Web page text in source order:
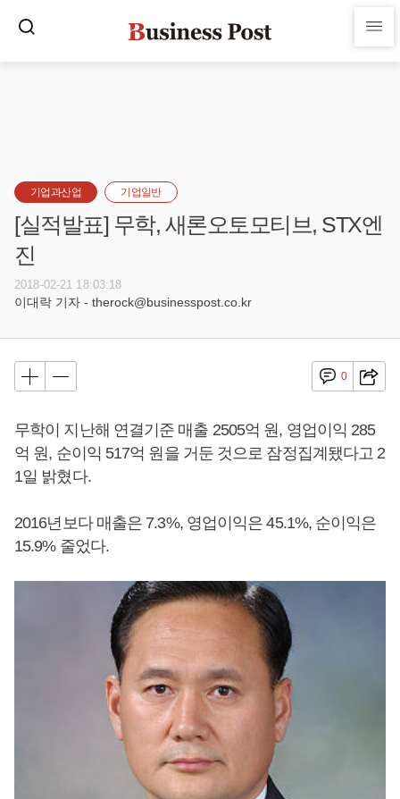
기업과산업 기업일반
[실적발표] 무학, 새론오토모티브, STX엔
진
2018-02-21 18:03:18
이대락 기자 - therock@businesspost.co.kr
0
무학이 지난해 연결기준 매출 2505억 원, 영업이익 285
억 원, 순이익 517억 원을 거둔 것으로 잠정집계됐다고 2
1일 밝혔다.
2016년보다 매출은 7.3%, 영업이익은 45.1%, 순이익은
15.9% 줄었다.